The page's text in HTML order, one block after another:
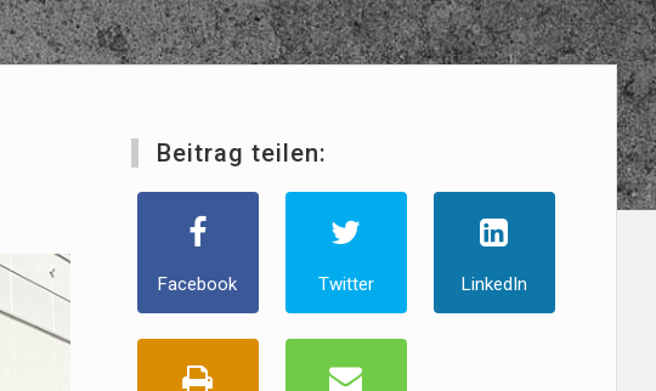
Beitrag teilen:
Facebook Twitter LinkedIn